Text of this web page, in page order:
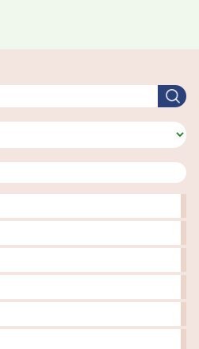
搜
尋